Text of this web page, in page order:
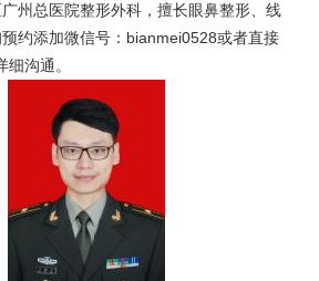
州总医院整形外科，擅长眼鼻整形、线
约添加微信号：bianmei0528或者直接
沟通。